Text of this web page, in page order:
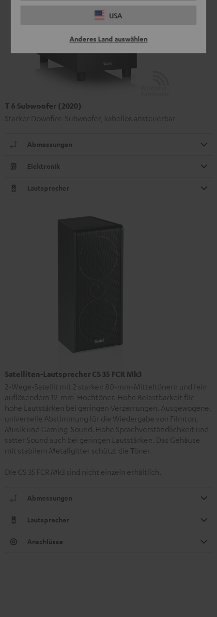
USA
Anderes Land auswählen
T 6 Subwoofer (2020)
Starker Downfire-Subwoofer, kabellos ansteuerbar
Abmessungen
Elektronik
Lautsprecher
Satelliten-Lautsprecher CS 35 FCR Mk3
2-Wege-Satellit mit 2 starken 80-mm-Mitteltönern und fein
auflösendem 19-mm-Hochtöner. Hohe Belastbarkeit für
hohe Lautstärken bei geringen Verzerrungen. Ausgewogene,
universelle Abstimmung für die Wiedergabe von Filmton,
Musik und Gaming-Sound. Hohe Sprachverständlichkeit und
satter Sound auch bei geringen Lautstärken. Das Gehäuse
mit stabilem Metallgitter schützt die Töner.
Die CS 35 FCR Mk3 sind nicht einzeln erhältlich.
Abmessungen
Lautsprecher
Anschlüsse